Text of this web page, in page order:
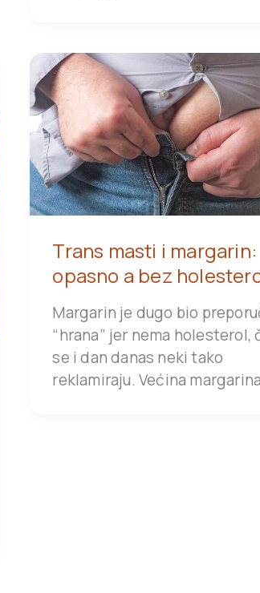
Trans masti i margarin:
opasno a bez
Margarin je dugo bio
“hrana” jer nema holesterol,
se i dan danas neki tako
reklamiraju. Većina